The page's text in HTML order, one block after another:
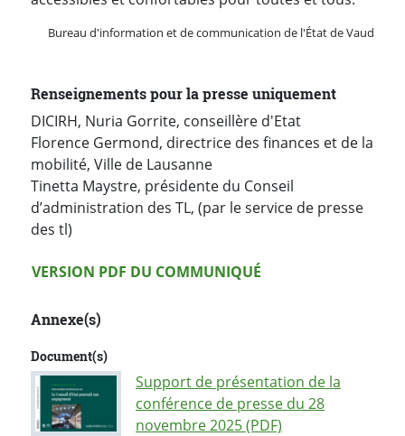
Bureau d'information et de communication de l'État de Vaud
Renseignements pour la presse uniquement
DICIRH, Nuria Gorrite, conseillère d'Etat
Florence Germond, directrice des finances et de la
mobilité, Ville de Lausanne
Tinetta Maystre, présidente du Conseil
d’administration des TL, (par le service de presse
des tl)
Version PDF
VERSION PDF DU COMMUNIQUÉ
Annexe(s)
Document(s)
Support de présentation de la
conférence de presse du 28
novembre 2025 (PDF)